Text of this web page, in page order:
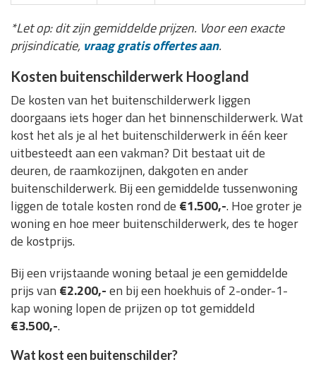
*Let op: dit zijn gemiddelde prijzen. Voor een exacte
prijsindicatie, vraag gratis offertes aan.
Kosten buitenschilderwerk Hoogland
De kosten van het buitenschilderwerk liggen
doorgaans iets hoger dan het binnenschilderwerk. Wat
kost het als je al het buitenschilderwerk in één keer
uitbesteedt aan een vakman? Dit bestaat uit de
deuren, de raamkozijnen, dakgoten en ander
buitenschilderwerk. Bij een gemiddelde tussenwoning
liggen de totale kosten rond de €1.500,-. Hoe groter je
woning en hoe meer buitenschilderwerk, des te hoger
de kostprijs.
Bij een vrijstaande woning betaal je een gemiddelde
prijs van €2.200,-en bij een hoekhuis of 2-onder-1-
kap woning lopen de prijzen op tot gemiddeld
€3.500,-.
Wat kost een buitenschilder?